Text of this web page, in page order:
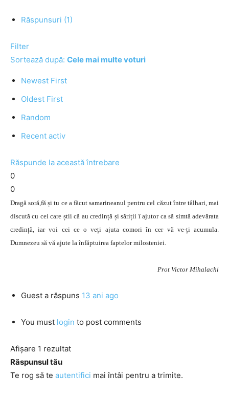
Răspunsuri (1)
Filter
Sortează după: Cele mai multe voturi
Newest First
Oldest First
Random
Recent activ
Răspunde la această întrebare
0
0
Dragă soră,fă și tu ce a făcut samarineanul pentru cel căzut între tâlhari, mai
discută cu cei care știi că au credință și săriții î ajutor ca să simtă adevărata
credință, iar voi cei ce o veți ajuta comori în cer vă ve-ți acumula.
Dumnezeu să vă ajute la înfăptuirea faptelor milosteniei.
Prot Victor Mihalachi
Guest a răspuns 13 ani ago
You must login to post comments
Afișare 1 rezultat
Răspunsul tău
Te rog să te autentifici mai întâi pentru a trimite.